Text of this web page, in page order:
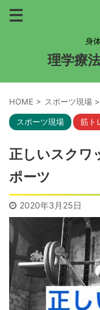
身
理学療
HOME > スポーツ現場 >
スポーツ現場 筋ト
正しいスクワ
ポーツ
2020年3月25日